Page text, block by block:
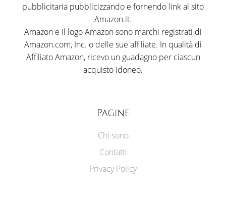
pubblicitaria pubblicizzando e fornendo link al sito
Amazon.it.
Amazon e il logo Amazon sono marchi registrati di
Amazon.com, Inc. o delle sue affiliate. In qualità di
Affiliato Amazon, ricevo un guadagno per ciascun
acquisto idoneo.
Pagine
Chi sono
Contatti
Privacy Policy